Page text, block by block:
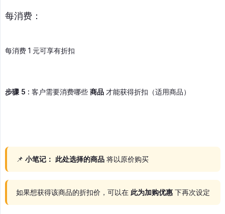
每消费：
每消费 1 元可享有折扣
步骤 5 : 客户需要消费哪些 商品 才能获得折扣（适用商品）
📌 小笔记： 此处选择的商品 将以原价购买
如果想获得该商品的折扣价，可以在 此为加购优惠 下再次设定